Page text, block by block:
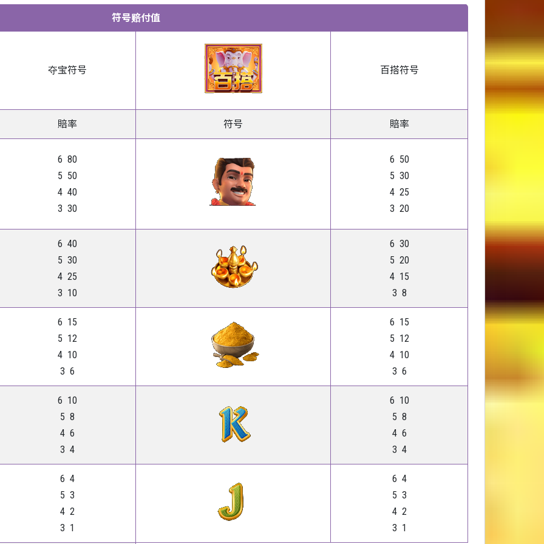
符号赔付值
夺宝符号 百搭符号
賠率 符号 賠率
6 80
5 50
4 40
3 30
6 50
5 30
4 25
3 20
6 40
5 30
4 25
3 10
6 30
5 20
4 15
3 8
6 15
5 12
4 10
3 6
6 15
5 12
4 10
3 6
6 10
5 8
4 6
3 4
6 10
5 8
4 6
3 4
6 4
5 3
4 2
3 1
6 4
5 3
4 2
3 1